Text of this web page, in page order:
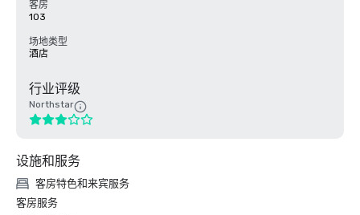
客房
103
场地类型
酒店
行业评级
Northstar
设施和服务
客房特色和来宾服务
客房服务